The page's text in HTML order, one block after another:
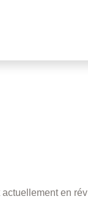
en